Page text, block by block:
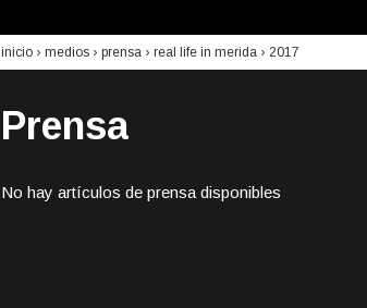
inicio › medios › prensa › real life in merida › 2017
Prensa
No hay artículos de prensa disponibles